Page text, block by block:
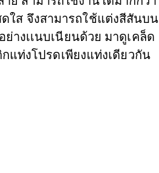
ใส จึงสามารถใช้แต่งสีสันบน
งเเนบเนียนด้วย มาดูเคล็ด
ท่งโปรดเพียงแท่งเดียวกัน